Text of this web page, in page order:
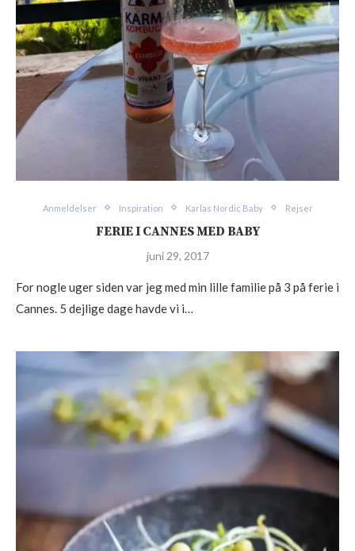
Anmeldelser Inspiration Karlas Nordic Baby Rejser
FERIE I CANNES MED BABY
juni 29, 2017
For nogle uger siden var jeg med min lille familie på 3 på ferie i
Cannes. 5 dejlige dage havde vi i…